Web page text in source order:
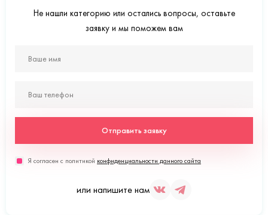
Не нашли категорию или остались вопросы, оставьте
заявку и мы поможем вам
Отправить заявку
Я согласен с политикой конфиденциальности данного сайта
или напишите нам